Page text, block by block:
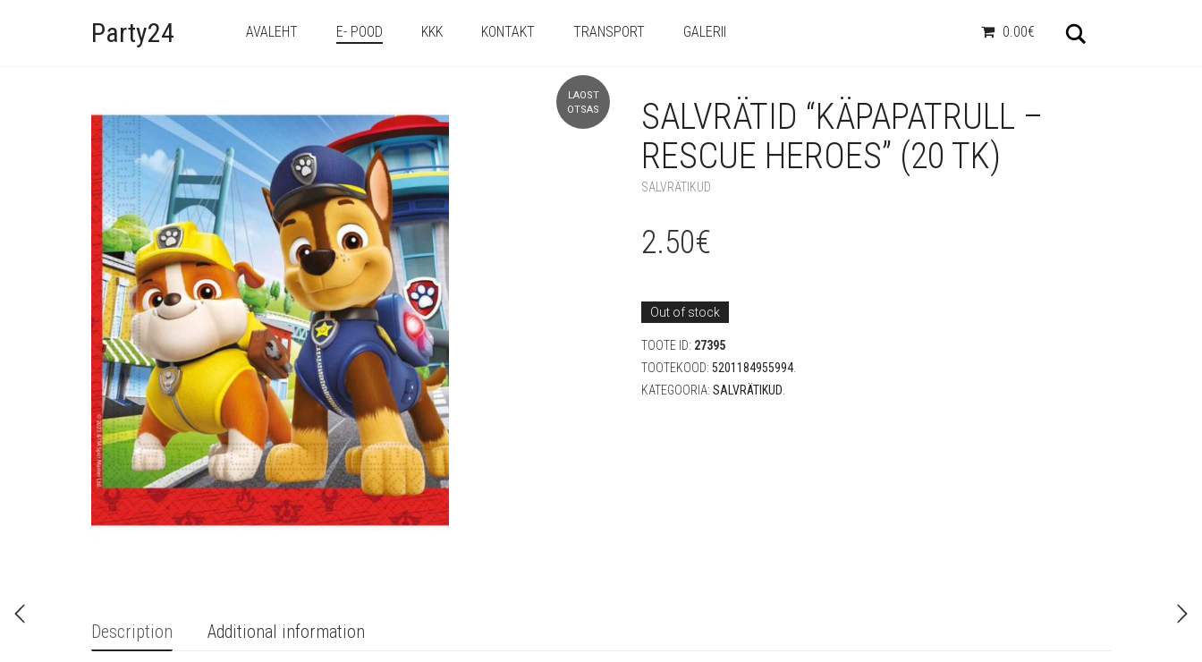
Party24 AVALEHT E- POOD KKK KONTAKT TRANSPORT GALERII 0.00€
LAOST
OTSAS
SALVRÄTID “KÄPAPATRULL –
RESCUE HEROES” (20 TK)
SALVRÄTIKUD
2.50€
Out of stock
TOOTE ID: 27395
TOOTEKOOD: 5201184955994.
KATEGOORIA: SALVRÄTIKUD
Description Additional information